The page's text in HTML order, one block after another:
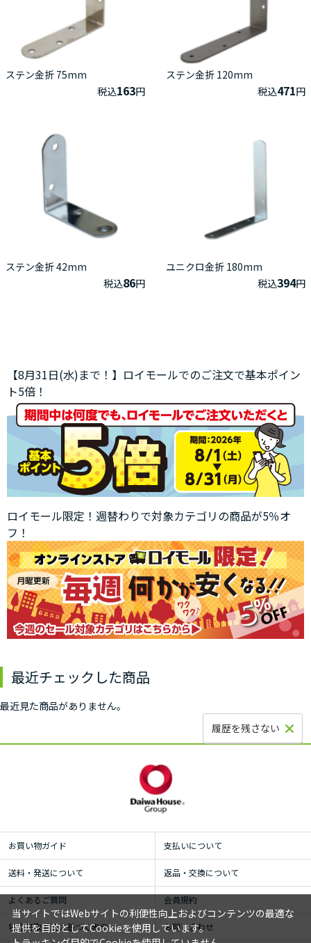
ステン金折 75mm
税込163円
ステン金折 120mm
税込471円
ステン金折 42mm
税込86円
ユニクロ金折 180mm
税込394円
【8月31日(水)まで！】ロイモールでのご注文で基本ポイン
ト5倍！
ロイモール限定！週替わりで対象カテゴリの商品が5％オ
フ！
最近チェックした商品
最近見た商品がありません。
履歴を残さない
お買い物ガイド 支払いについて
送料・発送について 返品・交換について
よくあるご質問 会員規約
特定商取引法に基づく表示 お問い合わせ
当サイトではWebサイトの利便性向上およびコンテンツの最適な
提供を目的としてCookieを使用しています。